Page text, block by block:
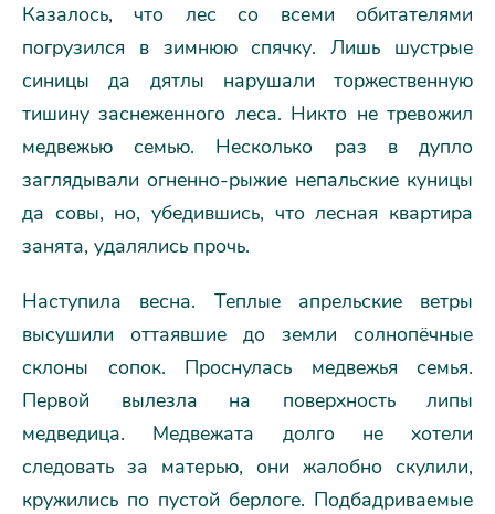
Казалось, что лес со всеми обитателями
погрузился в зимнюю спячку. Лишь шустрые
синицы да дятлы нарушали торжественную
тишину заснеженного леса. Никто не тревожил
медвежью семью. Несколько раз в дупло
заглядывали огненно-рыжие непальские куницы
да совы, но, убедившись, что лесная квартира
занята, удалялись прочь.
Наступила весна. Теплые апрельские ветры
высушили оттаявшие до земли солнопёчные
склоны сопок. Проснулась медвежья семья.
Первой вылезла на поверхность липы
медведица. Медвежата долго не хотели
следовать за матерью, они жалобно скулили,
кружились по пустой берлоге. Подбадриваемые